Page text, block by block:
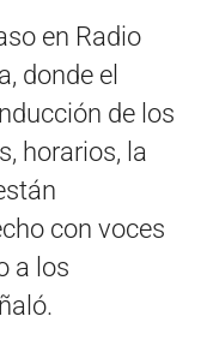
en Radio
donde el
de los
horarios, la
con voces
a los